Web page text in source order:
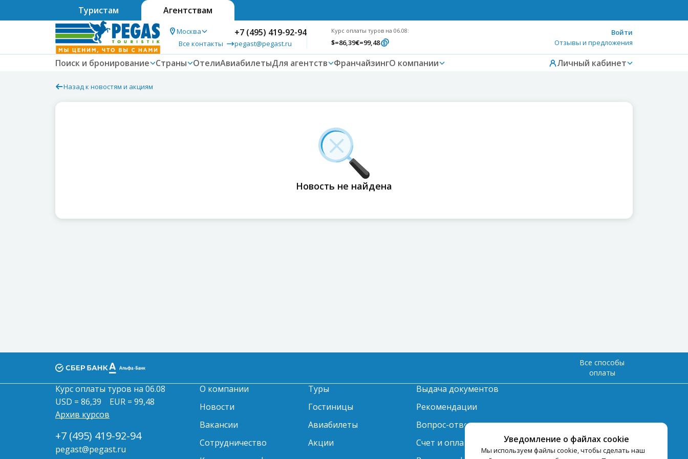
Туристам Агентствам
Москва
Все контакты
+7 (495) 419-92-94
pegast@pegast.ru
Курс оплаты туров на 06.08:
$=86,39€=99,48
Войти
Отзывы и предложения
Поиск и бронирование Страны ОтелиАвиабилетыДля агентств ФранчайзингО компании Личный кабинет
Назад к новостям и акциям
Новость не найдена
Уведомление о файлах cookie
Мы используем файлы cookie, чтобы сделать наш
Все способы
оплаты
Курс оплаты туров на 06.08
USD = 86,39
EUR = 99,48
Архив курсов
+7 (495) 419-92-94
pegast@pegast.ru
О компании
Новости
Вакансии
Сотрудничество
Туры
Гостиницы
Авиабилеты
Акции
Выдача документов
Рекомендации
Вопрос-ответ
Счет и оплата